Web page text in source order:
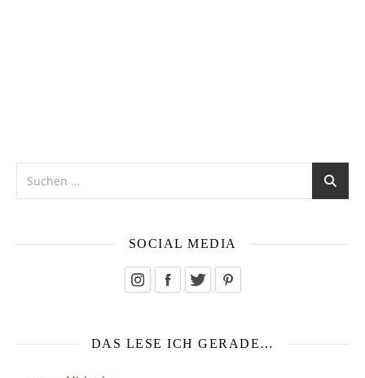
SOCIAL MEDIA
DAS LESE ICH GERADE…